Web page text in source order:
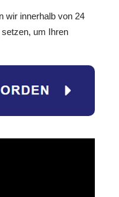
wir innerhalb von 24
um Ihren